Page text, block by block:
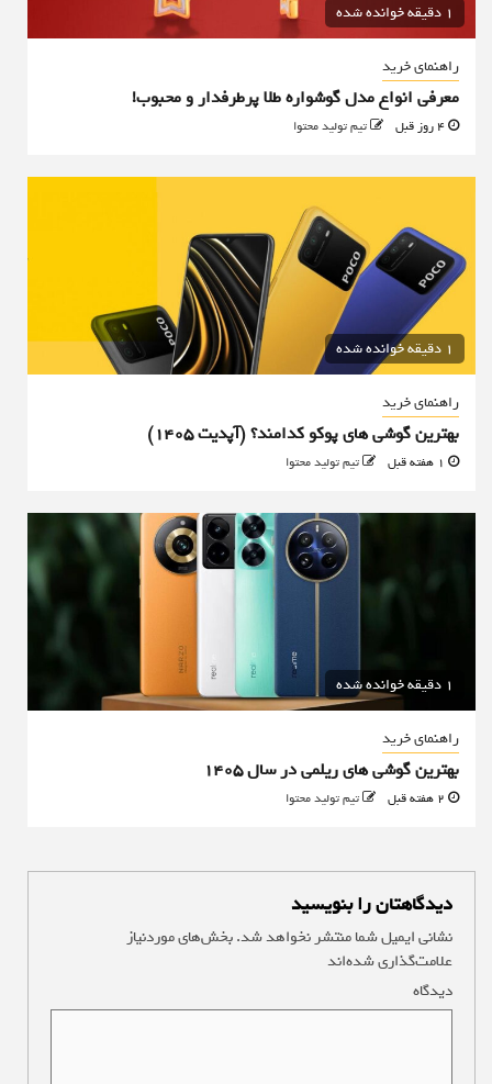
1 دقیقه خوانده شده
راهنمای خرید
معرفی انواع مدل گوشواره طلا پرطرفدار و محبوب!
تیم تولید محتوا
1 دقیقه خوانده شده
راهنمای خرید
بهترین گوشی های پوکو کدامند؟ (آپدیت ۱۴۰۵)
تیم تولید محتوا
1 دقیقه خوانده شده
راهنمای خرید
بهترین گوشی های ریلمی در سال 1405
تیم تولید محتوا
دیدگاهتان را بنویسید
نشانی ایمیل شما منتشر نخواهد شد.بخش‌های موردنیاز
علامت‌گذاری شده‌اند
دیدگاه